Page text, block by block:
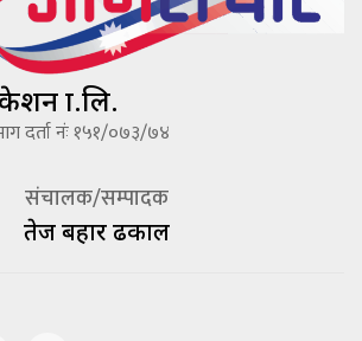
प्रा.लि.
दर्ता नंः १५१/०७३/७४
संचालक/सम्पादक
तेज बहादूर ढकाल